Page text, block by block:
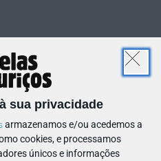
sua privacidade
armazenamos e/ou acedemos a
cookies, e processamos
únicos e informações